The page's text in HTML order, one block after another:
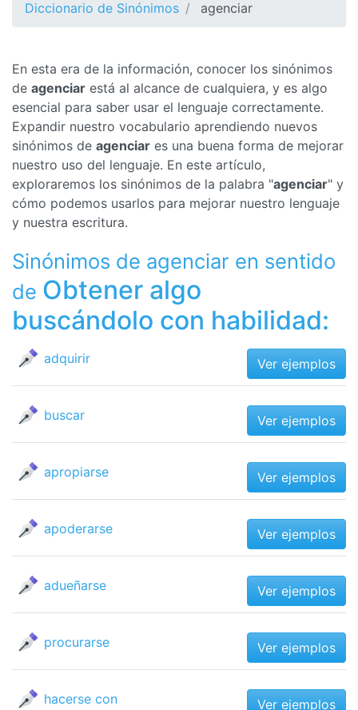
Diccionario de Sinónimos agenciar
En esta era de la información, conocer los sinónimos
de agenciar está al alcance de cualquiera, y es algo
esencial para saber usar el lenguaje correctamente.
Expandir nuestro vocabulario aprendiendo nuevos
sinónimos de agenciar es una buena forma de mejorar
nuestro uso del lenguaje. En este artículo,
exploraremos los sinónimos de la palabra "agenciar" y
cómo podemos usarlos para mejorar nuestro lenguaje
y nuestra escritura.
Sinónimos de agenciar en sentido
de Obtener algo
buscándolo con habilidad:
adquirir Ver ejemplos
buscar Ver ejemplos
apropiarse Ver ejemplos
apoderarse Ver ejemplos
adueñarse Ver ejemplos
procurarse Ver ejemplos
hacerse con Ver ejemplos